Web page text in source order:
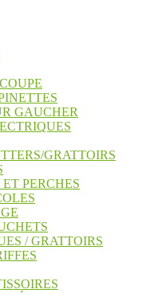
GAUCHER
GRATTOIRS
PERCHES
/ GRATTOIRS